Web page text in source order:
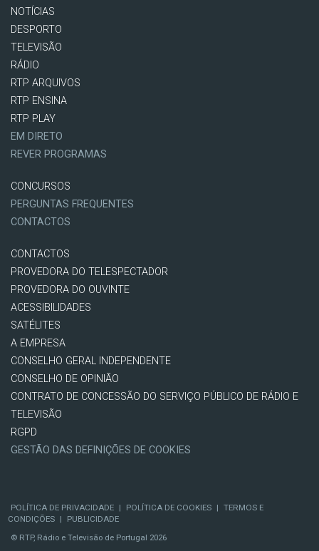
NOTÍCIAS
DESPORTO
TELEVISÃO
RÁDIO
RTP ARQUIVOS
RTP ENSINA
RTP PLAY
EM DIRETO
REVER PROGRAMAS
CONCURSOS
PERGUNTAS FREQUENTES
CONTACTOS
CONTACTOS
PROVEDORA DO TELESPECTADOR
PROVEDORA DO OUVINTE
ACESSIBILIDADES
SATÉLITES
A EMPRESA
CONSELHO GERAL INDEPENDENTE
CONSELHO DE OPINIÃO
CONTRATO DE CONCESSÃO DO SERVIÇO PÚBLICO DE RÁDIO E
TELEVISÃO
RGPD
GESTÃO DAS DEFINIÇÕES DE COOKIES
POLÍTICA DE PRIVACIDADE | POLÍTICA DE COOKIES | TERMOS E
CONDIÇÕES |
PUBLICIDADE
© RTP, Rádio e Televisão de Portugal 2026